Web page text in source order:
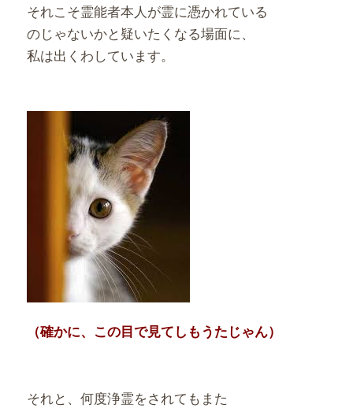
それこそ霊能者本人が霊に憑かれている
のじゃないかと疑いたくなる場面に、
私は出くわしています。
（確かに、この目で見てしもうたじゃん）
それと、何度浄霊をされてもまた